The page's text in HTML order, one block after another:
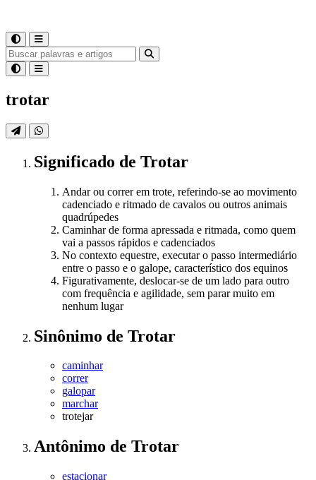
trotar
Significado de Trotar
Andar ou correr em trote, referindo-se ao movimento
cadenciado e ritmado de cavalos ou outros animais
quadrúpedes
Caminhar de forma apressada e ritmada, como quem
vai a passos rápidos e cadenciados
No contexto equestre, executar o passo intermediário
entre o passo e o galope, característico dos equinos
Figurativamente, deslocar-se de um lado para outro
com frequência e agilidade, sem parar muito em
nenhum lugar
Sinônimo de Trotar
caminhar
correr
galopar
marchar
trotejar
Antônimo de Trotar
estacionar